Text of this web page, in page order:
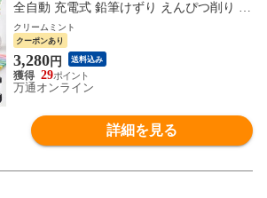
全自動 充電式 鉛筆けずり えんぴつ削り U
SB Type-C 自動送り 自動戻り 芯先調整 小
学生 進学 入学準備 入学祝い 1年保証 ギフ
ト TOKAIZ Lite
クリームミント
クーポンあり
3,280円 送料込み
29
万通オンライン
詳細を見る